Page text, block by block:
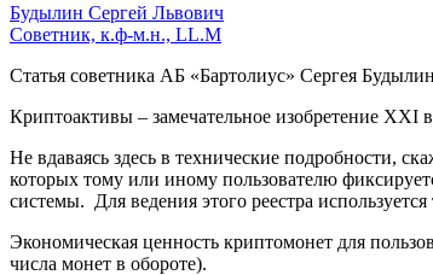
Будылин Сергей Львович
Советник, к.ф-м.н., LL.M
Статья советника АБ «Бартолиус» Сергея
Криптоактивы – замечательное изобретение
Не вдаваясь здесь в технические подробности,
которых тому или иному пользователю
системы. Для ведения этого реестра
Экономическая ценность криптомонет для
числа монет в обороте).